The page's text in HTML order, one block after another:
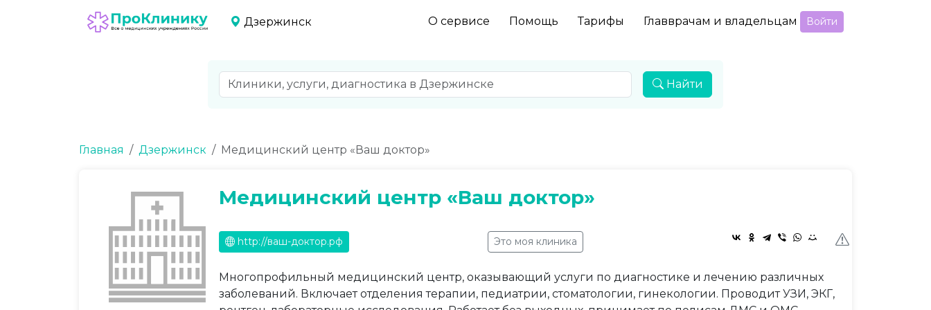
Дзержинск О сервисе Помощь Тарифы Главврачам и владельцам Войти
Найти
Главная Дзержинск Медицинский центр «Ваш доктор»
Медицинский центр «Ваш доктор»
http://ваш-доктор.рф Это моя клиника
Многопрофильный медицинский центр, оказывающий услуги по диагностике и лечению различных
заболеваний. Включает отделения терапии, педиатрии, стоматологии, гинекологии. Проводит УЗИ, ЭКГ,